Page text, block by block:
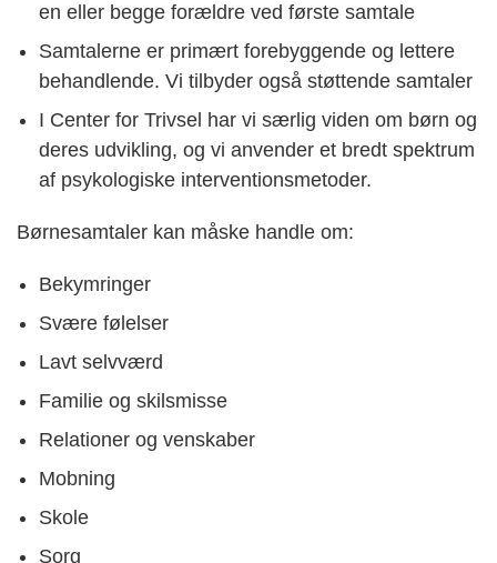
en eller begge forældre ved første samtale
Samtalerne er primært forebyggende og lettere
behandlende. Vi tilbyder også støttende samtaler
I Center for Trivsel har vi særlig viden om børn og
deres udvikling, og vi anvender et bredt spektrum
af psykologiske interventionsmetoder.
Børnesamtaler kan måske handle om:
Bekymringer
Svære følelser
Lavt selvværd
Familie og skilsmisse
Relationer og venskaber
Mobning
Skole
Sorg